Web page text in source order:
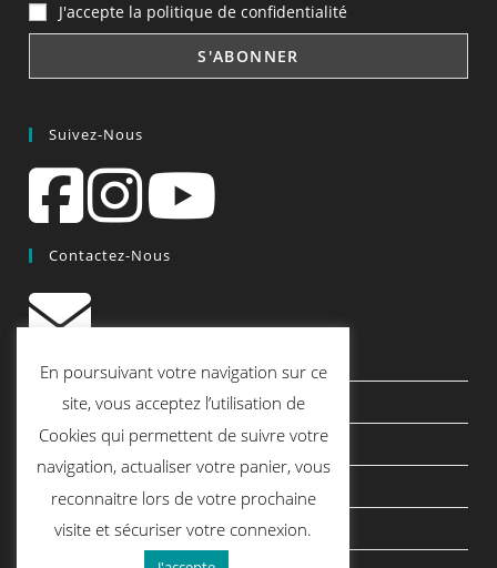
J'accepte la politique de confidentialité
Suivez-Nous
Contactez-Nous
contact@quiscrap.fr
Les Fiches Techniques et les Tutos
Le Blog
Conditions générales de vente
Mentions légales
En poursuivant votre navigation sur ce
site, vous acceptez l’utilisation de
Cookies qui permettent de suivre votre
navigation, actualiser votre panier, vous
reconnaitre lors de votre prochaine
visite et sécuriser votre connexion.